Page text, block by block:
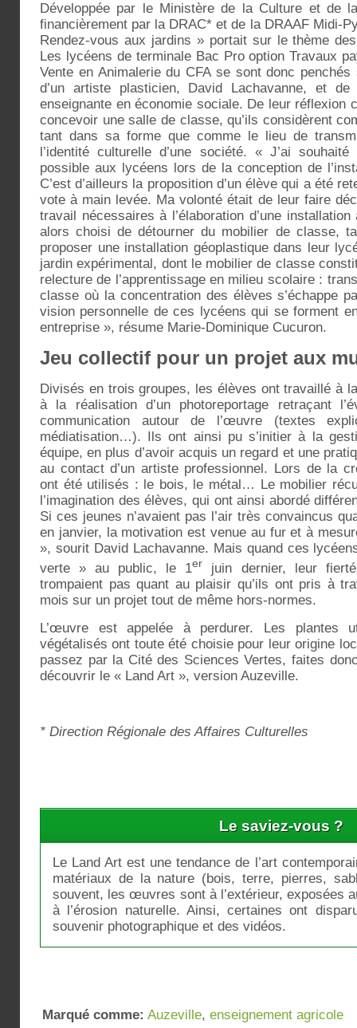
Développée par le Ministère de la Culture et de
financièrement par la DRAC* et de la DRAAF Midi-
Rendez-vous aux jardins » portait sur le thème
Les lycéens de terminale Bac Pro option Travaux
Vente en Animalerie du CFA se sont donc
d’un artiste plasticien, David Lachavanne, et de
enseignante en économie sociale. De leur réflexion
concevoir une salle de classe, qu’ils considèrent
tant dans sa forme que comme le lieu de
l’identité culturelle d’une société. « J’ai
possible aux lycéens lors de la conception de
C’est d’ailleurs la proposition d’un élève qui a été
vote à main levée. Ma volonté était de leur faire
travail nécessaires à l’élaboration d’une
alors choisi de détourner du mobilier de classe,
proposer une installation géoplastique dans leur
jardin expérimental, dont le mobilier de classe
relecture de l’apprentissage en milieu scolaire :
classe où la concentration des élèves s’échappe
vision personnelle de ces lycéens qui se forment
entreprise », résume Marie-Dominique Cucuron.
Jeu collectif pour un projet aux
Divisés en trois groupes, les élèves ont travaillé à
à la réalisation d’un photoreportage retraçant
communication autour de l’œuvre (textes
médiatisation…). Ils ont ainsi pu s’initier à la
équipe, en plus d’avoir acquis un regard et une
au contact d’un artiste professionnel. Lors de la
ont été utilisés : le bois, le métal… Le mobilier
l’imagination des élèves, qui ont ainsi abordé
Si ces jeunes n’avaient pas l’air très convaincus
en janvier, la motivation est venue au fur et à
», sourit David Lachavanne. Mais quand ces
verte » au public, le 1er
juin dernier, leur
trompaient pas quant au plaisir qu’ils ont pris à
mois sur un projet tout de même hors-normes.
L’œuvre est appelée à perdurer. Les plantes
végétalisés ont toute été choisie pour leur origine
passez par la Cité des Sciences Vertes, faites
découvrir le « Land Art », version Auzeville.
* Direction Régionale des Affaires Culturelles
Le saviez-vous ?
Le Land Art est une tendance de l’art
matériaux de la nature (bois, terre, pierres,
souvent, les œuvres sont à l’extérieur, exposées
à l’érosion naturelle. Ainsi, certaines ont
souvenir photographique et des vidéos.
Marqué comme: Auzeville, enseignement agricole